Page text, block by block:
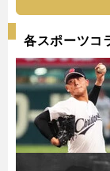
各スポーツコ